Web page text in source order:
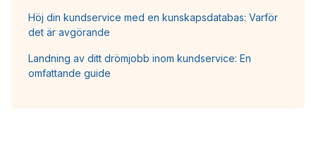
Höj din kundservice med en kunskapsdatabas: Varför
det är avgörande
Landning av ditt drömjobb inom kundservice: En
omfattande guide